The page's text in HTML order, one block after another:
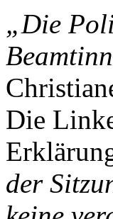
„Die
Die
der